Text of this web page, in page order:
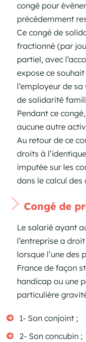
congé pour
précédemment
Ce congé de
fractionné (par
partiel, avec
expose ce
l’employeur de
de solidarité
Pendant ce
aucune autre
Au retour de ce
droits à
imputée sur les
dans le calcul des
Congé de
Le salarié ayant
l’entreprise a
lorsque l’une des
France de façon
handicap ou une
particulière
1- Son conjoint ;
2- Son concubin ;